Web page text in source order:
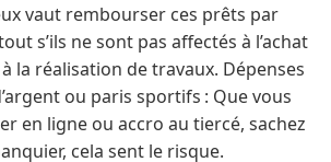
vaut rembourser ces prêts par
s’ils ne sont pas affectés à l’achat
la réalisation de travaux. Dépenses
ou paris sportifs : Que vous
en ligne ou accro au tiercé, sachez
cela sent le risque.